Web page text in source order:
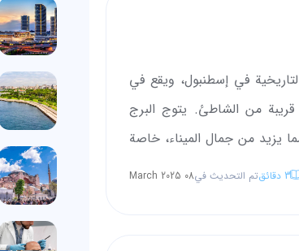
في إسطنبول، ويقع في
من الشاطئ. يتوج البرج
يزيد من جمال الميناء، خاصة
في إسطنبول؟ وما هي الألغاز 3 دقائقتم التحديث في08 March 2025